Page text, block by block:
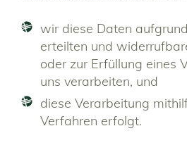
wir diese Daten
erteilten und
oder zur Erfüllung eines
uns verarbeiten, und
diese Verarbeitung
Verfahren erfolgt.